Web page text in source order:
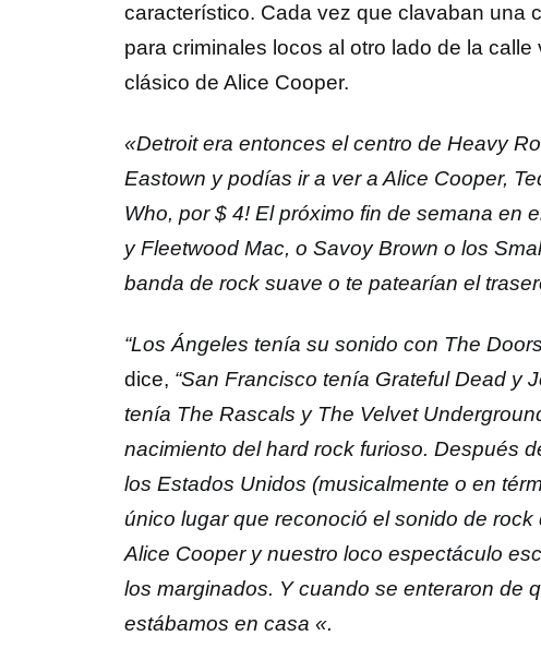
característico. Cada vez que clavaban una
para criminales locos al otro lado de la
clásico de Alice Cooper.
«Detroit era entonces el centro de Heavy
Eastown y podías ir a ver a Alice Cooper,
Who, por $ 4! El próximo fin de semana en
y Fleetwood Mac, o Savoy Brown o los
banda de rock suave o te patearían el
“Los Ángeles tenía su sonido con The
dice, “San Francisco tenía Grateful Dead y
tenía The Rascals y The Velvet
nacimiento del hard rock furioso. Después
los Estados Unidos (musicalmente o en
único lugar que reconoció el sonido de
Alice Cooper y nuestro loco espectáculo
los marginados. Y cuando se enteraron de
estábamos en casa «.